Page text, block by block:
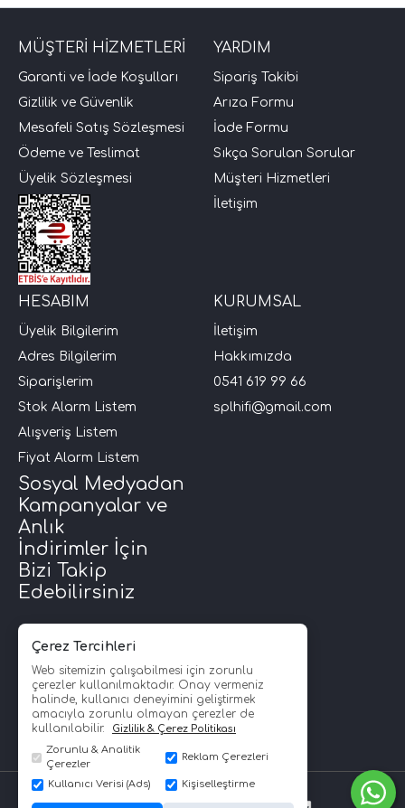
MÜŞTERİ HİZMETLERİ
Garanti ve İade Koşulları
Gizlilik ve Güvenlik
Mesafeli Satış Sözleşmesi
Ödeme ve Teslimat
Üyelik Sözleşmesi
YARDIM
Sipariş Takibi
Arıza Formu
İade Formu
Sıkça Sorulan Sorular
Müşteri Hizmetleri
İletişim
HESABIM
Üyelik Bilgilerim
Adres Bilgilerim
Siparişlerim
Stok Alarm Listem
Alışveriş Listem
Fiyat Alarm Listem
KURUMSAL
İletişim
Hakkımızda
0541 619 99 66
splhifi@gmail.com
Sosyal Medyadan
Kampanyalar ve
Anlık
İndirimler İçin
Bizi Takip
Edebilirsiniz
SPLHİFİ © Copyright 2008 - 2026
Çerez Tercihleri
Web sitemizin çalışabilmesi için zorunlu
çerezler kullanılmaktadır. Onay vermeniz
halinde, kullanıcı deneyimini geliştirmek
amacıyla zorunlu olmayan çerezler de
kullanılabilir.
Gizlilik & Çerez Politikası
Zorunlu & Analitik
Çerezler
Reklam Çerezleri
Kullanıcı Verisi (Ads) Kişiselleştirme